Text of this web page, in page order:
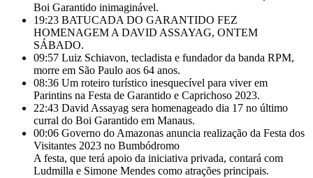
Boi Garantido inimaginável.
19:23 BATUCADA DO GARANTIDO FEZ
HOMENAGEM A DAVID ASSAYAG, ONTEM
SÁBADO.
09:57 Luiz Schiavon, tecladista e fundador da banda RPM,
morre em São Paulo aos 64 anos.
08:36 Um roteiro turístico inesquecível para viver em
Parintins na Festa de Garantido e Caprichoso 2023.
22:43 David Assayag sera homenageado dia 17 no último
curral do Boi Garantido em Manaus.
00:06 Governo do Amazonas anuncia realização da Festa dos
Visitantes 2023 no Bumbódromo
A festa, que terá apoio da iniciativa privada, contará com
Ludmilla e Simone Mendes como atrações principais.